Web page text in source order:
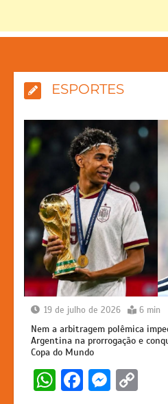
ESPORTES
19 de julho de 2026 6 min
Nem a arbitragem polêmica
Argentina na prorrogação e
Copa do Mundo
W F
M